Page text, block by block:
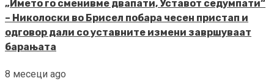
„Името го сменивме двапати, Уставот седумпати“
– Николоски во Брисел побара чесен пристап и
одговор дали со уставните измени завршуваат
барањата
8 месеци ago